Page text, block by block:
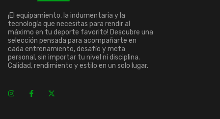
¡El equipamiento, la indumentaria y la
tecnología que necesitas para rendir al
máximo en tu deporte favorito! Descubre una
selección pensada para acompañarte en
cada entrenamiento, desafío y meta
personal, sin importar tu nivel ni disciplina.
Calidad, rendimiento y estilo en un solo lugar.